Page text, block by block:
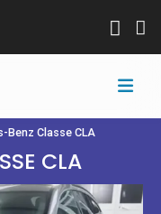
Benz Classe CLA
CLA